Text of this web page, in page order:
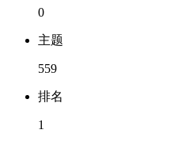
0
主题
559
排名
1